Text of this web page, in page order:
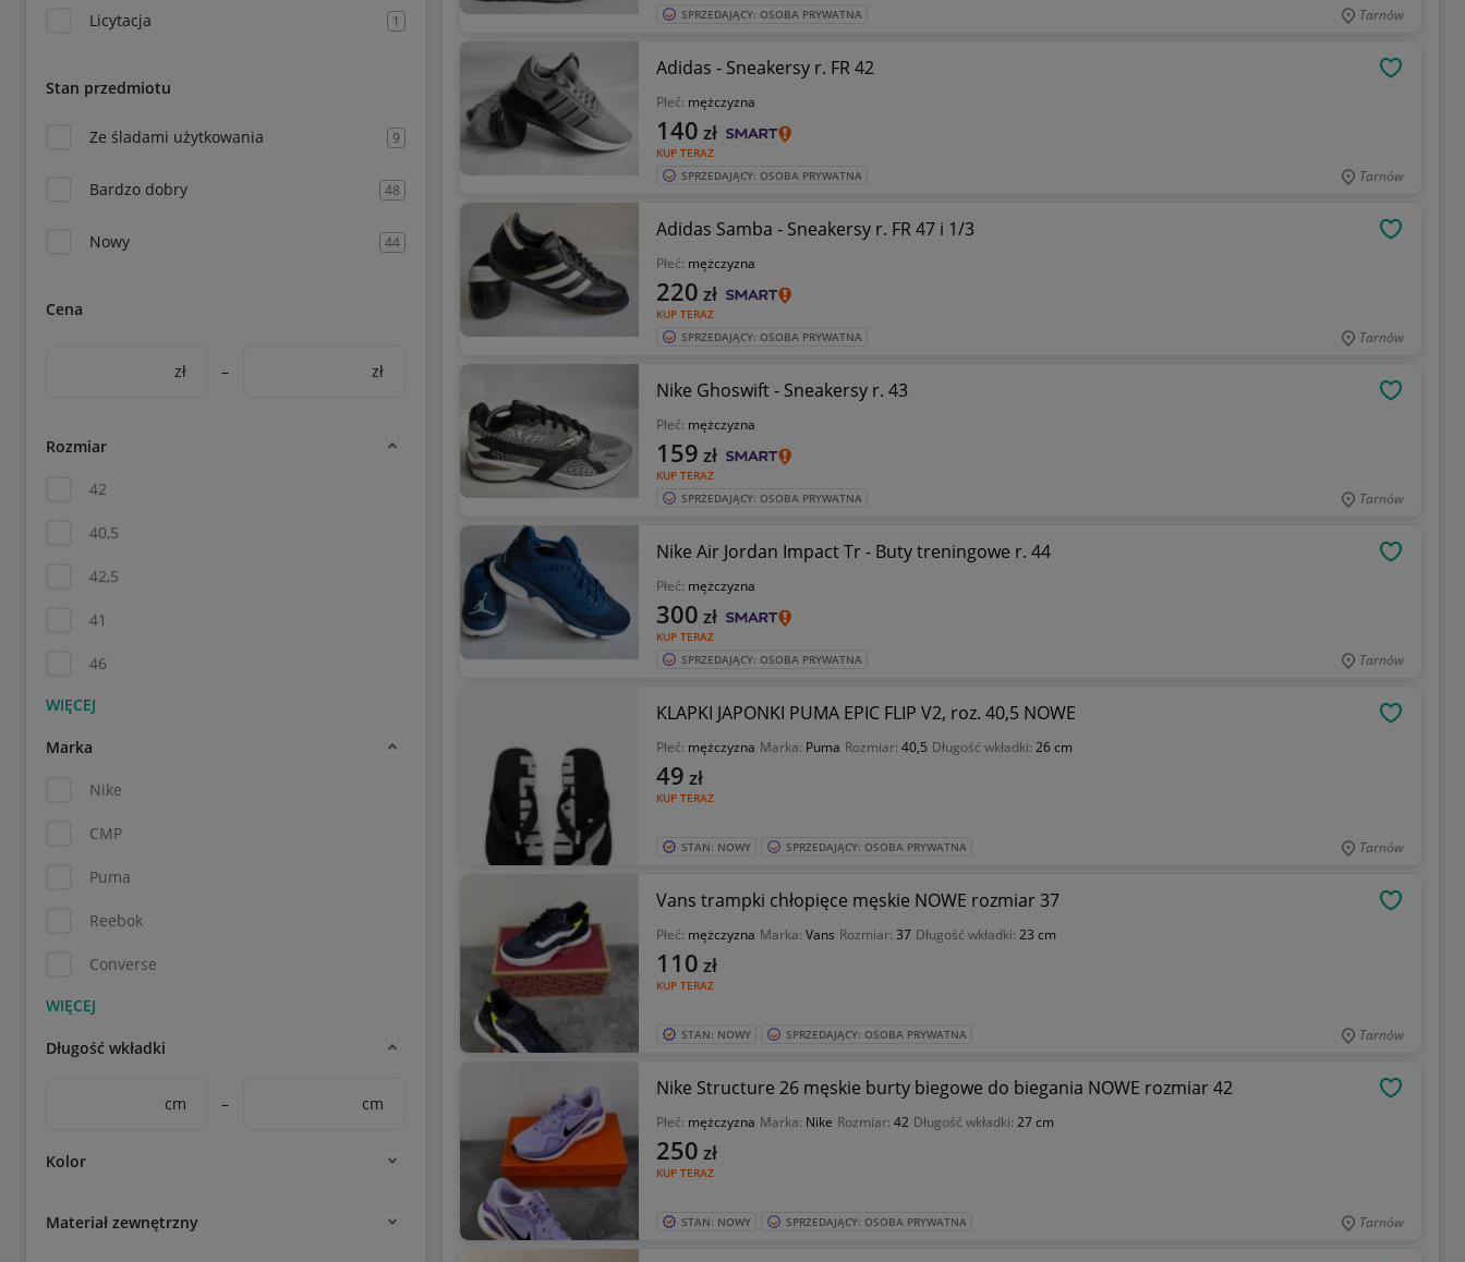
Licytacja 1
Stan przedmiotu
Ze śladami użytkowania 9
Bardzo dobry 48
Nowy 44
Cena
zł – zł
Rozmiar
42
40,5
42,5
41
46
Marka
Nike
CMP
Puma
Reebok
Converse
Długość wkładki
cm – cm
Kolor
Materiał zewnętrzny
SPRZEDAJĄCY: OSOBA PRYWATNA Tarnów
Adidas - Sneakersy r. FR 42
Płeć: mężczyzna
KUP TERAZ
140 zł
SPRZEDAJĄCY: OSOBA PRYWATNA Tarnów
Adidas Samba - Sneakersy r. FR 47 i 1/3
Płeć: mężczyzna
KUP TERAZ
220 zł
SPRZEDAJĄCY: OSOBA PRYWATNA Tarnów
Nike Ghoswift - Sneakersy r. 43
Płeć: mężczyzna
KUP TERAZ
159 zł
SPRZEDAJĄCY: OSOBA PRYWATNA Tarnów
Nike Air Jordan Impact Tr - Buty treningowe r. 44
Płeć: mężczyzna
KUP TERAZ
300 zł
SPRZEDAJĄCY: OSOBA PRYWATNA Tarnów
KLAPKI JAPONKI PUMA EPIC FLIP V2, roz. 40,5 NOWE
Płeć: mężczyzna Marka: Puma Rozmiar: 40,5 Długość wkładki: 26 cm
KUP TERAZ
49 zł
STAN: NOWY SPRZEDAJĄCY: OSOBA PRYWATNA Tarnów
Vans trampki chłopięce męskie NOWE rozmiar 37
Płeć: mężczyzna Marka: Vans Rozmiar: 37 Długość wkładki: 23 cm
KUP TERAZ
110 zł
STAN: NOWY SPRZEDAJĄCY: OSOBA PRYWATNA Tarnów
Nike Structure 26 męskie burty biegowe do biegania NOWE rozmiar 42
Płeć: mężczyzna Marka: Nike Rozmiar: 42 Długość wkładki: 27 cm
KUP TERAZ
250 zł
STAN: NOWY SPRZEDAJĄCY: OSOBA PRYWATNA Tarnów